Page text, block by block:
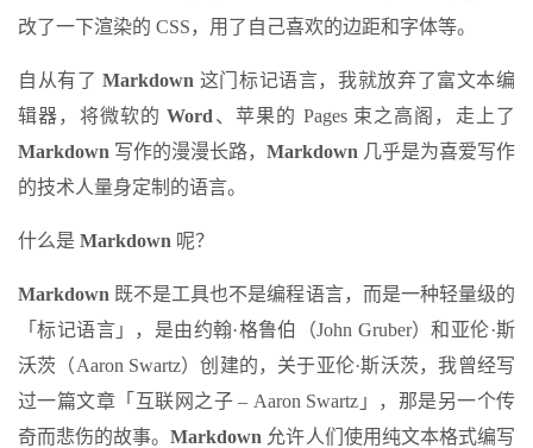
改了一下渲染的 CSS，用了自己喜欢的边距和字体等。
自从有了Markdown 这门标记语言，我就放弃了富文本编
辑器，将微软的Word 、苹果的 Pages 束之高阁，走上了
Markdown 写作的漫漫长路， Markdown 几乎是为喜爱写作
的技术人量身定制的语言。
什么是 Markdown 呢？
Markdown 既不是工具也不是编程语言，而是一种轻量级的
「标记语言」，是由约翰·格鲁伯（John Gruber）和亚伦·斯
沃茨（Aaron Swartz）创建的，关于亚伦·斯沃茨，我曾经写
过一篇文章「互联网之子 – Aaron Swartz」，那是另一个传
奇而悲伤的故事。Markdown 允许人们使用纯文本格式编写